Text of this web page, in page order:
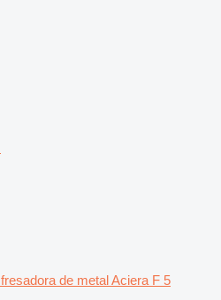
fresadora de metal Aciera F 5